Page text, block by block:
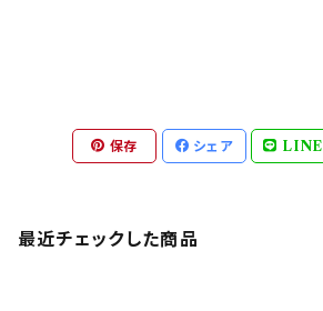
保存 シェア LINE
最近チェックした商品